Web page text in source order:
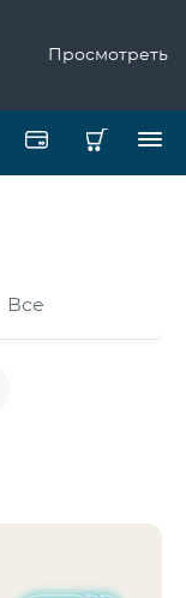
Просмотреть
Все